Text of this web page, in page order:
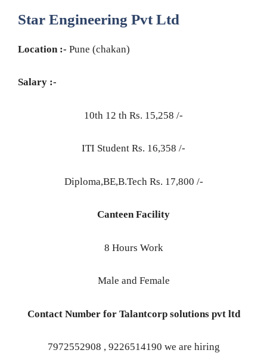
Star Engineering Pvt Ltd
Location :- Pune (chakan)
Salary :-
10th 12 th Rs. 15,258 /-
ITI Student Rs. 16,358 /-
Diploma,BE,B.Tech Rs. 17,800 /-
Canteen Facility
8 Hours Work
Male and Female
Contact Number for Talantcorp solutions pvt ltd
7972552908 , 9226514190 we are hiring